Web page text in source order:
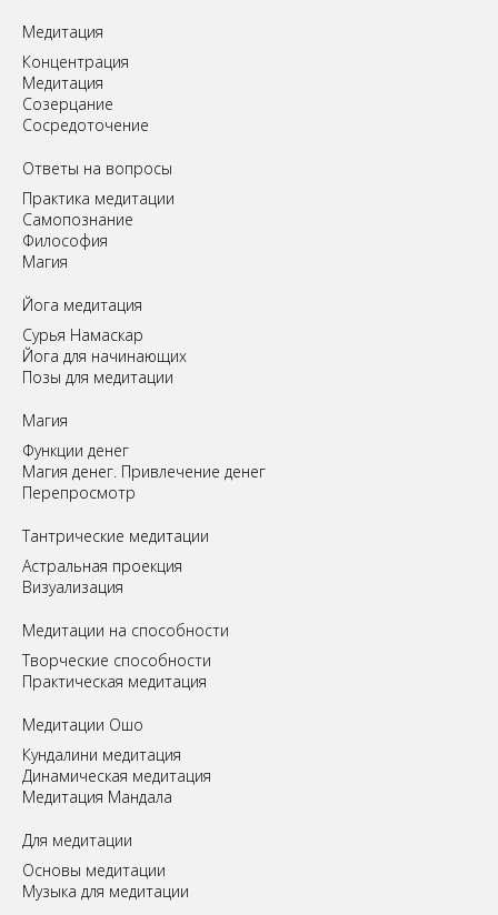
Медитация
Концентрация
Медитация
Созерцание
Сосредоточение
Ответы на вопросы
Практика медитации
Самопознание
Философия
Магия
Йога медитация
Сурья Намаскар
Йога для начинающих
Позы для медитации
Магия
Функции денег
Магия денег. Привлечение денег
Перепросмотр
Tантрические медитации
Астральная проекция
Визуализация
Медитации на способности
Творческие способности
Практическая медитация
Медитации Ошо
Кундалини медитация
Динамическая медитация
Медитация Мандала
Для медитации
Основы медитации
Музыка для медитации